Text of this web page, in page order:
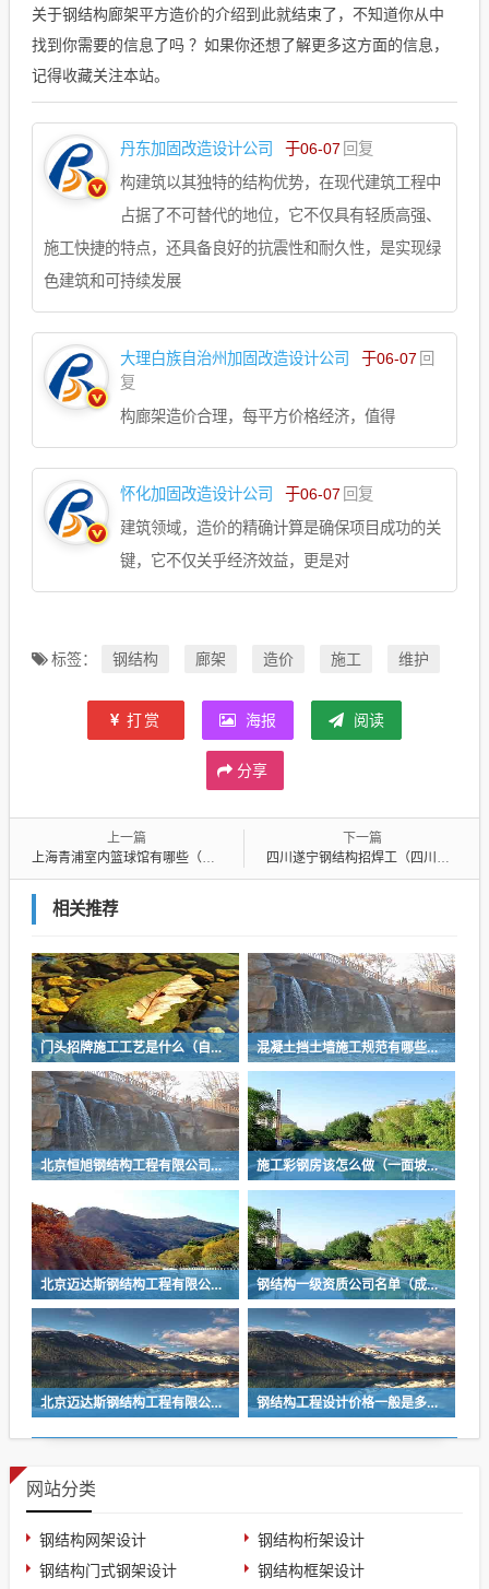
关于钢结构廊架平方造价的介绍到此就结束了，不知道你从中
找到你需要的信息了吗 ？如果你还想了解更多这方面的信息，
记得收藏关注本站。
丹东加固改造设计公司 于06-07 回复
构建筑以其独特的结构优势，在现代建筑工程中
占据了不可替代的地位，它不仅具有轻质高强、
施工快捷的特点，还具备良好的抗震性和耐久性，是实现绿
色建筑和可持续发展
大理白族自治州加固改造设计公司 于06-07 回
复
构廊架造价合理，每平方价格经济，值得
怀化加固改造设计公司 于06-07 回复
建筑领域，造价的精确计算是确保项目成功的关
键，它不仅关乎经济效益，更是对
标签： 钢结构 廊架 造价 施工 维护
打赏 海报 阅读
分享
上一篇
上海青浦室内篮球馆有哪些（钢结构蓝球体育馆）
下一篇
四川遂宁钢结构招焊工（四川钢结构焊工招聘）
相关推荐
门头招牌施工工艺是什么（自己动手怎样安装雨棚） 混凝土挡土墙施工规范有哪些（重力式挡土墙设计规范有哪些）
北京恒旭钢结构工程有限公司怎么样（钢结构设计收费标准是多少） 施工彩钢房该怎么做（一面坡六米宽的彩钢咋搭建）
北京迈达斯钢结构工程有限公司空间钢网架（彩钢钢架价格是多少） 钢结构一级资质公司名单（成都恒达装饰设计公司）
北京迈达斯钢结构工程有限公司空间钢网架（装修公司桁架） 钢结构工程设计价格一般是多少（北京有哪些著名的钢结构设计师）
网站分类
钢结构网架设计
钢结构桁架设计
钢结构门式钢架设计
钢结构框架设计